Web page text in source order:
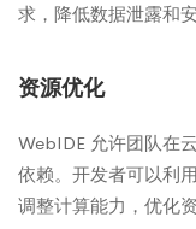
求，降低数据泄露和
资源优化
WebIDE 允许团队在
依赖。开发者可以利
调整计算能力，优化